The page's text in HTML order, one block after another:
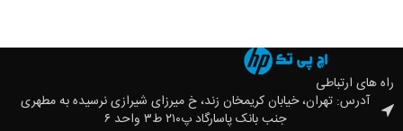
راه های ارتباطی
آدرس: تهران، خیابان کریمخان زند، خ میرزای شیرازی نرسیده به مطهری
جنب بانک پاسارگاد پ۲۱۰ ط۳ واحد ۶